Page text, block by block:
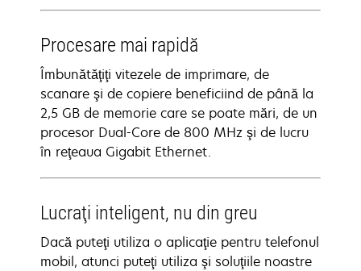
Procesare mai rapidă
Îmbunătăţiţi vitezele de imprimare, de
scanare şi de copiere beneficiind de până la
2,5 GB de memorie care se poate mări, de un
procesor Dual-Core de 800 MHz şi de lucru
în reţeaua Gigabit Ethernet.
Lucraţi inteligent, nu din greu
Dacă puteţi utiliza o aplicaţie pentru telefonul
mobil, atunci puteţi utiliza şi soluţiile noastre